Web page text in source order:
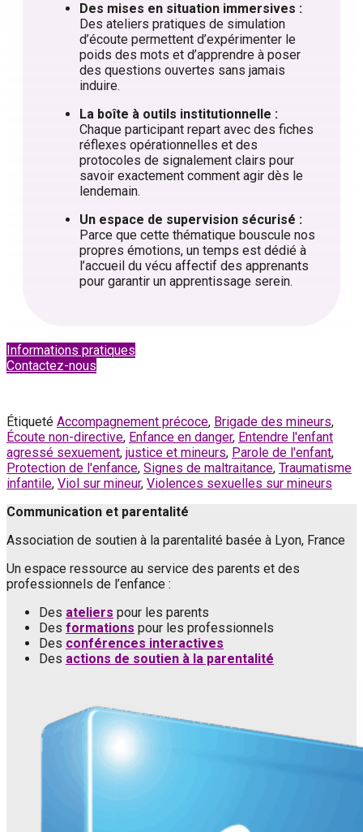
Des mises en situation immersives :
Des ateliers pratiques de simulation
d’écoute permettent d’expérimenter le
poids des mots et d’apprendre à poser
des questions ouvertes sans jamais
induire.
La boîte à outils institutionnelle :
Chaque participant repart avec des fiches
réflexes opérationnelles et des
protocoles de signalement clairs pour
savoir exactement comment agir dès le
lendemain.
Un espace de supervision sécurisé :
Parce que cette thématique bouscule nos
propres émotions, un temps est dédié à
l’accueil du vécu affectif des apprenants
pour garantir un apprentissage serein.
Informations pratiques
Contactez-nous
Étiqueté Accompagnement précoce, Brigade des mineurs,
Écoute non-directive, Enfance en danger, Entendre l'enfant
agressé sexuement, justice et mineurs, Parole de l'enfant,
Protection de l'enfance, Signes de maltraitance, Traumatisme
infantile, Viol sur mineur, Violences sexuelles sur mineurs
Communication et parentalité
Association de soutien à la parentalité basée à Lyon, France
Un espace ressource au service des parents et des
professionnels de l’enfance :
Des ateliers pour les parents
Des formations pour les professionnels
Des conférences interactives
Des actions de soutien à la parentalité